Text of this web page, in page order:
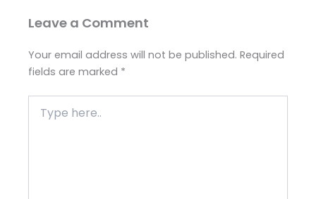
Leave a Comment
Your email address will not be published. Required
fields are marked *
here..